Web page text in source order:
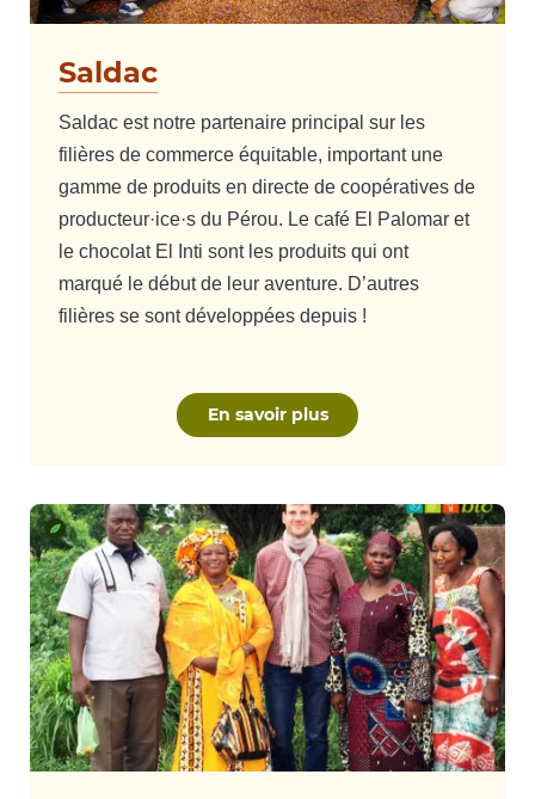
Saldac
Saldac est notre partenaire principal sur les
filières de commerce équitable, important une
gamme de produits en directe de coopératives de
producteur·ice·s du Pérou. Le café El Palomar et
le chocolat El Inti sont les produits qui ont
marqué le début de leur aventure. D’autres
filières se sont développées depuis !
En savoir plus